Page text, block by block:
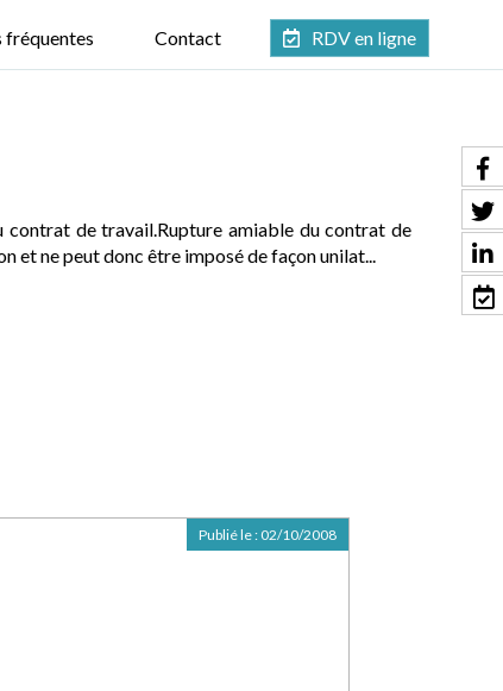
fréquentes Contact RDV en ligne
contrat de travail.Rupture amiable du contrat de
et ne peut donc être imposé de façon unilat...
Publié le : 02/10/2008